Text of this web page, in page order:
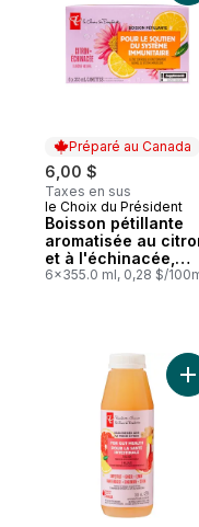
Préparé au Canada
6,00 $
Taxes en sus
Préparé au Canada
le Choix du Président
Boisson pétillante
aromatisée au
et à l'échinacée,
avec du zinc pour le
6x355.0 ml, 0,28 $/